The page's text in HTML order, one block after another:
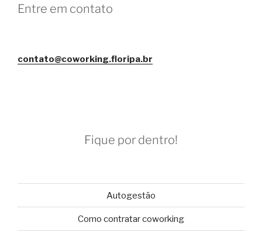
Entre em contato
contato@coworking.floripa.br
Fique por dentro!
Autogestão
Como contratar coworking